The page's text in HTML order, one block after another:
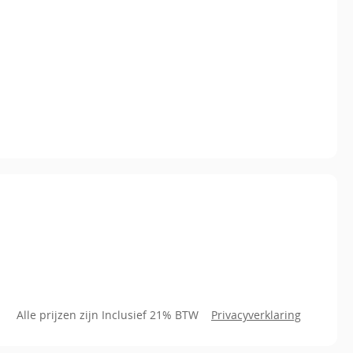
Alle prijzen zijn Inclusief 21% BTW Privacyverklaring